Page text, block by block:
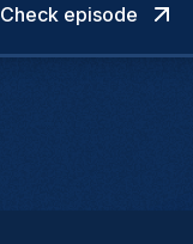
Check episode